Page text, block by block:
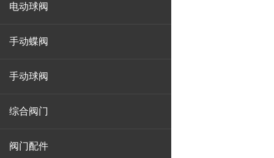
电动球阀
手动蝶阀
手动球阀
综合阀门
阀门配件